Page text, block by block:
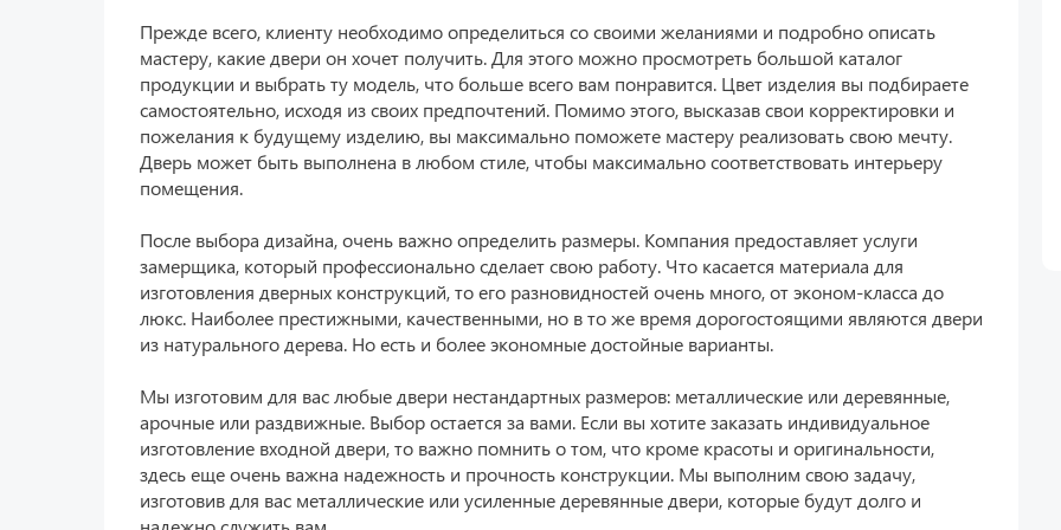
Прежде всего, клиенту необходимо определиться со своими желаниями и подробно описать
мастеру, какие двери он хочет получить. Для этого можно просмотреть большой каталог
продукции и выбрать ту модель, что больше всего вам понравится. Цвет изделия вы подбираете
самостоятельно, исходя из своих предпочтений. Помимо этого, высказав свои корректировки и
пожелания к будущему изделию, вы максимально поможете мастеру реализовать свою мечту.
Дверь может быть выполнена в любом стиле, чтобы максимально соответствовать интерьеру
помещения.
После выбора дизайна, очень важно определить размеры. Компания предоставляет услуги
замерщика, который профессионально сделает свою работу. Что касается материала для
изготовления дверных конструкций, то его разновидностей очень много, от эконом-класса до
люкс. Наиболее престижными, качественными, но в то же время дорогостоящими являются двери
из натурального дерева. Но есть и более экономные достойные варианты.
Мы изготовим для вас любые двери нестандартных размеров: металлические или деревянные,
арочные или раздвижные. Выбор остается за вами. Если вы хотите заказать индивидуальное
изготовление входной двери, то важно помнить о том, что кроме красоты и оригинальности,
здесь еще очень важна надежность и прочность конструкции. Мы выполним свою задачу,
изготовив для вас металлические или усиленные деревянные двери, которые будут долго и